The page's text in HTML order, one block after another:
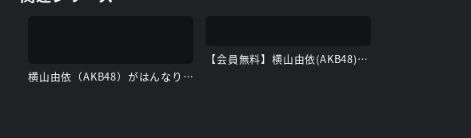
横山由依（AKB48）がはんなり巡る 京都 美の音色
【会員無料】横山由依(AKB48)ちゃんロケ中オフショット